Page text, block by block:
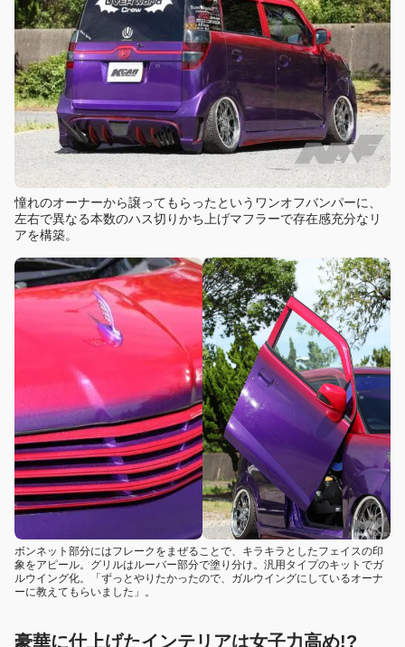
憧れのオーナーから譲ってもらったというワンオフバンパーに、
左右で異なる本数のハス切りかち上げマフラーで存在感充分なリ
アを構築。
ボンネット部分にはフレークをまぜることで、キラキラとしたフェイスの印
象をアピール。グリルはルーバー部分で塗り分け。汎用タイプのキットでガ
ルウイング化。「ずっとやりたかったので、ガルウイングにしているオーナ
ーに教えてもらいました」。
豪華に仕上げたインテリアは女子力高め!?